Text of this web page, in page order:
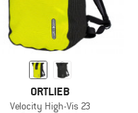
ORTLIEB
Velocity High-Vis 23